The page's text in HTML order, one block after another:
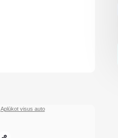
Aplūkot visus auto